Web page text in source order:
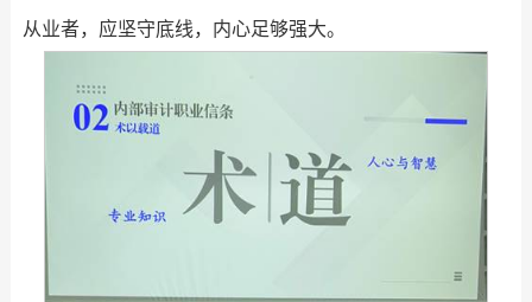
从业者，应坚守底线，内心足够强大。